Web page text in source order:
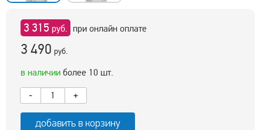
3 315 руб. при онлайн оплате
3 490 руб.
в наличии более 10 шт.
-
+
добавить в корзину